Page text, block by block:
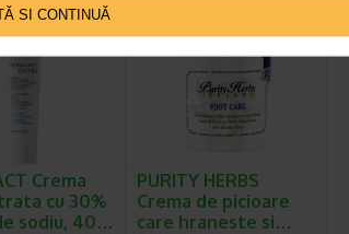
SI CONTINUĂ
Crema
cu 30%
sodiu, 40…
PURITY HERBS
Crema de picioare
care hraneste si…